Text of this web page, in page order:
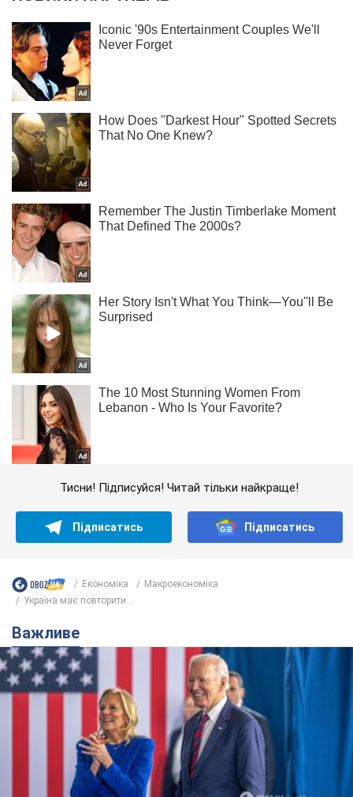
Тисни! Підписуйся! Читай тільки найкраще!
Підписатись Підписатись
Економіка
Mакроекономіка
Україна має повторити...
Важливе